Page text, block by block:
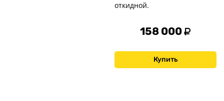
откидной.
158 000
Купить